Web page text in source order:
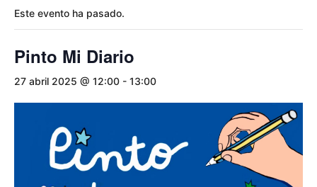
Este evento ha pasado.
Pinto Mi Diario
27 abril 2025 @ 12:00 - 13:00